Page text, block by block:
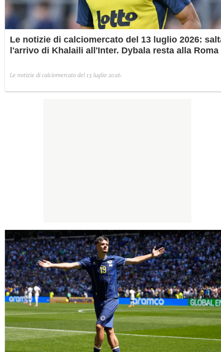
Le notizie di calciomercato del 13 luglio 2026:
l'arrivo di Khalaili all'Inter. Dybala resta alla Roma
Le notizie di calciomercato del 13 luglio 2026.